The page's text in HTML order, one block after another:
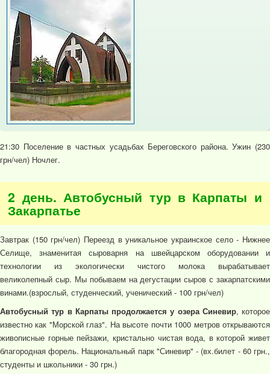
21:30 Поселение в частных усадьбах Береговского района. Ужин (230
грн/чел) Ночлег.
2 день. Автобусный тур в Карпаты и
Закарпатье
Завтрак (150 грн/чел) Переезд в уникальное украинское село - Нижнее
Селище, знаменитая сыроварня на швейцарском оборудовании и
технологии из экологически чистого молока вырабатывает
великолепный сыр. Мы побываем на дегустации сыров с закарпатскими
винами.(взрослый, студенческий, ученический - 100 грн/чел)
Автобусный тур в Карпаты продолжается у озера Синевир, которое
известно как "Морской глаз". На высоте почти 1000 метров открываются
живописные горные пейзажи, кристально чистая вода, в которой живет
благородная форель. Национальный парк "Синевир" - (вх.билет - 60 грн.,
студенты и школьники - 30 грн.)